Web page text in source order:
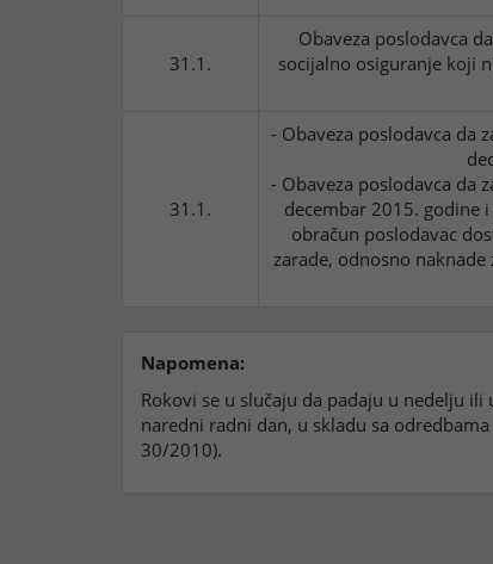
31.1.
Obaveza poslodavca
socijalno osiguranje koji
31.1.
- Obaveza poslodavca da
- Obaveza poslodavca da
decembar 2015. godine
obračun poslodavac
zarade, odnosno
Napomena:
Rokovi se u slučaju da padaju u nedelju
naredni radni dan, u skladu sa
30/2010).